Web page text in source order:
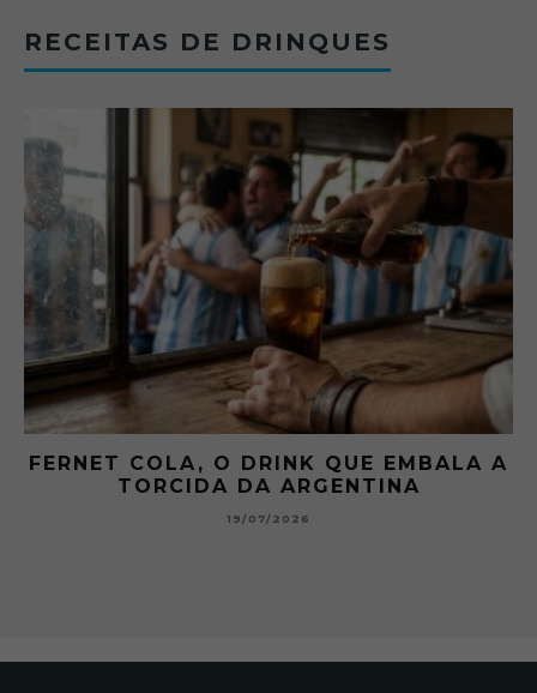
RECEITAS DE DRINQUES
GIBSON: O PICLES QUE MUDOU A
HISTÓRIA DOS MARTINI
15/07/2026